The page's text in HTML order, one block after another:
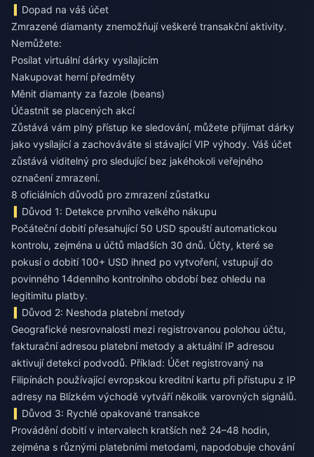
Dopad na váš účet
Zmrazené diamanty znemožňují veškeré transakční aktivity.
Nemůžete:
Posílat virtuální dárky vysílajícím
Nakupovat herní předměty
Měnit diamanty za fazole (beans)
Účastnit se placených akcí
Zůstává vám plný přístup ke sledování, můžete přijímat dárky
jako vysílající a zachováváte si stávající VIP výhody. Váš účet
zůstává viditelný pro sledující bez jakéhokoli veřejného
označení zmrazení.
8 oficiálních důvodů pro zmrazení zůstatku
Důvod 1: Detekce prvního velkého nákupu
Počáteční dobití přesahující 50 USD spouští automatickou
kontrolu, zejména u účtů mladších 30 dnů. Účty, které se
pokusí o dobití 100+ USD ihned po vytvoření, vstupují do
povinného 14denního kontrolního období bez ohledu na
legitimitu platby.
Důvod 2: Neshoda platební metody
Geografické nesrovnalosti mezi registrovanou polohou účtu,
fakturační adresou platební metody a aktuální IP adresou
aktivují detekci podvodů. Příklad: Účet registrovaný na
Filipínách používající evropskou kreditní kartu při přístupu z IP
adresy na Blízkém východě vytváří několik varovných signálů.
Důvod 3: Rychlé opakované transakce
Provádění dobití v intervalech kratších než 24–48 hodin,
zejména s různými platebními metodami, napodobuje chování